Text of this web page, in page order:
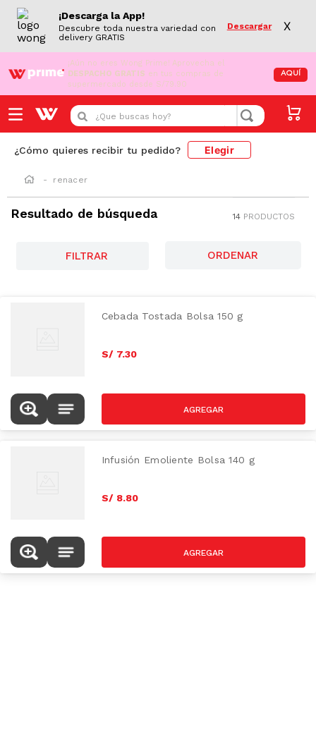
¡Descarga la App!
Descubre toda nuestra variedad con
delivery GRATIS
Descargar X
¡Aún no eres Wong Prime! Aprovecha el
DESPACHO GRATIS en tus compras de
supermercado desde S/79.90
AQUÍ
¿Que buscas hoy?
¿Cómo quieres recibir tu pedido? Elegir
renacer
Resultado de búsqueda 14 PRODUCTOS
FILTRAR
Cebada Tostada Bolsa 150 g
S/ 7.30
Infusión Emoliente Bolsa 140 g
S/ 8.80